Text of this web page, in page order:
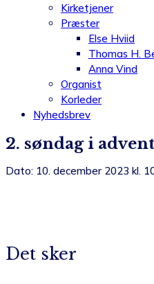
Kirketjener
Præster
Else Hviid
Thomas H.
Anna Vind
Organist
Korleder
Nyhedsbrev
2. søndag i
Dato: 10. december 2023 kl.
Det sker